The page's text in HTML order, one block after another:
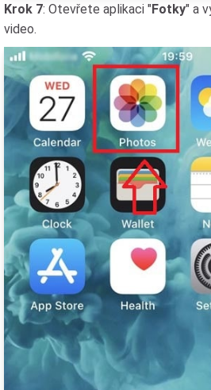
Krok 7: Otevřete aplikaci "Fotky" a
video.